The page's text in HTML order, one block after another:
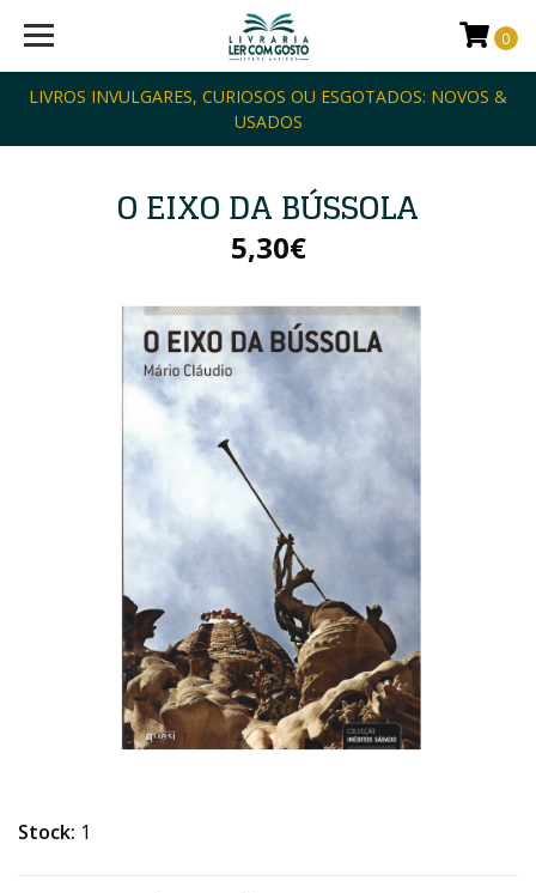
LIVROS INVULGARES, CURIOSOS OU ESGOTADOS: NOVOS &
USADOS
0
O EIXO DA BÚSSOLA
5,30€
Stock: 1